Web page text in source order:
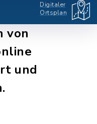
Digitaler
Ortsplan
von
und